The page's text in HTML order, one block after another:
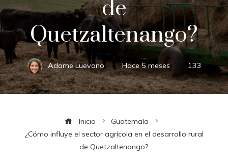
de
Quetzaltenango?
Adame Luevano Hace 5 meses 133
Inicio
Guatemala
¿Cómo influye el sector agrícola en el desarrollo rural
de Quetzaltenango?